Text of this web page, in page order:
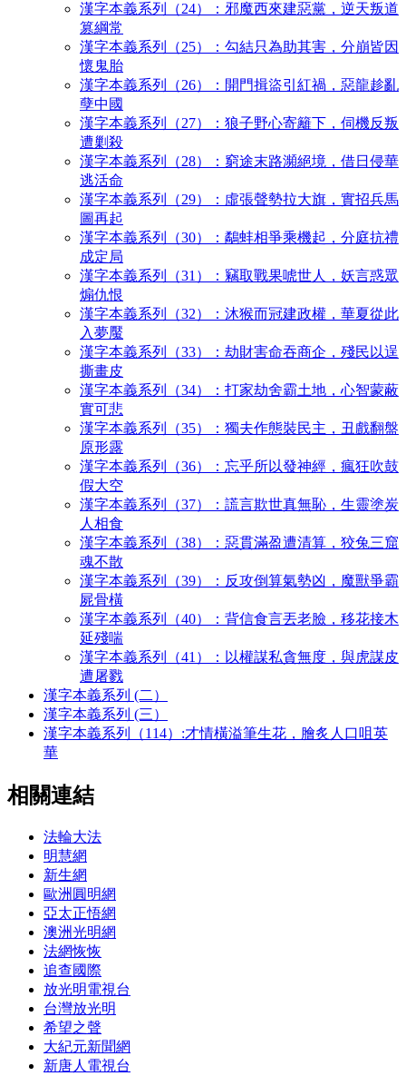
漢字本義系列（24）：邪魔西來建惡黨，逆天叛道
篡綱常
漢字本義系列（25）：勾結只為助其害，分崩皆因
懷鬼胎
漢字本義系列（26）：開門揖盜引紅禍，惡龍趁亂
孽中國
漢字本義系列（27）：狼子野心寄籬下，伺機反叛
遭剿殺
漢字本義系列（28）：窮途末路瀕絕境，借日侵華
逃活命
漢字本義系列（29）：虛張聲勢拉大旗，實招兵馬
圖再起
漢字本義系列（30）：鷸蚌相爭乘機起，分庭抗禮
成定局
漢字本義系列（31）：竊取戰果唬世人，妖言惑眾
煽仇恨
漢字本義系列（32）：沐猴而冠建政權，華夏從此
入夢魘
漢字本義系列（33）：劫財害命吞商企，殘民以逞
撕畫皮
漢字本義系列（34）：打家劫舍霸土地，心智蒙蔽
實可悲
漢字本義系列（35）：獨夫作態裝民主，丑戲翻盤
原形露
漢字本義系列（36）：忘乎所以發神經，瘋狂吹鼓
假大空
漢字本義系列（37）：謊言欺世真無恥，生靈塗炭
人相食
漢字本義系列（38）：惡貫滿盈遭清算，狡兔三窟
魂不散
漢字本義系列（39）：反攻倒算氣勢凶，魔獸爭霸
屍骨橫
漢字本義系列（40）：背信食言丟老臉，移花接木
延殘喘
漢字本義系列（41）：以權謀私貪無度，與虎謀皮
遭屠戮
漢字本義系列 (二）
漢字本義系列 (三）
漢字本義系列（114）:才情橫溢筆生花，膾炙人口咀英
華
相關連結
法輪大法
明慧網
新生網
歐洲圓明網
亞太正悟網
澳洲光明網
法網恢恢
追查國際
放光明電視台
台灣放光明
希望之聲
大紀元新聞網
新唐人電視台